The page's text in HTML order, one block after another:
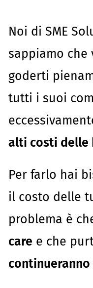
Noi di SME
sappiamo che
goderti
tutti i suoi
alti costi delle
Per farlo hai
il costo delle
problema è
care e che